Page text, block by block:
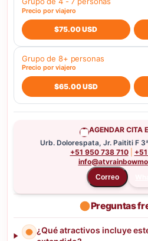
Precio por viajero
$75.00 USD
Grupo de 8+ personas
Precio por viajero
$65.00 USD
AGENDAR CITA
Urb. Dolorespata, Jr. Paititi F
+51 950 738 710
Correo
Preguntas
¿Qué atractivos incluye